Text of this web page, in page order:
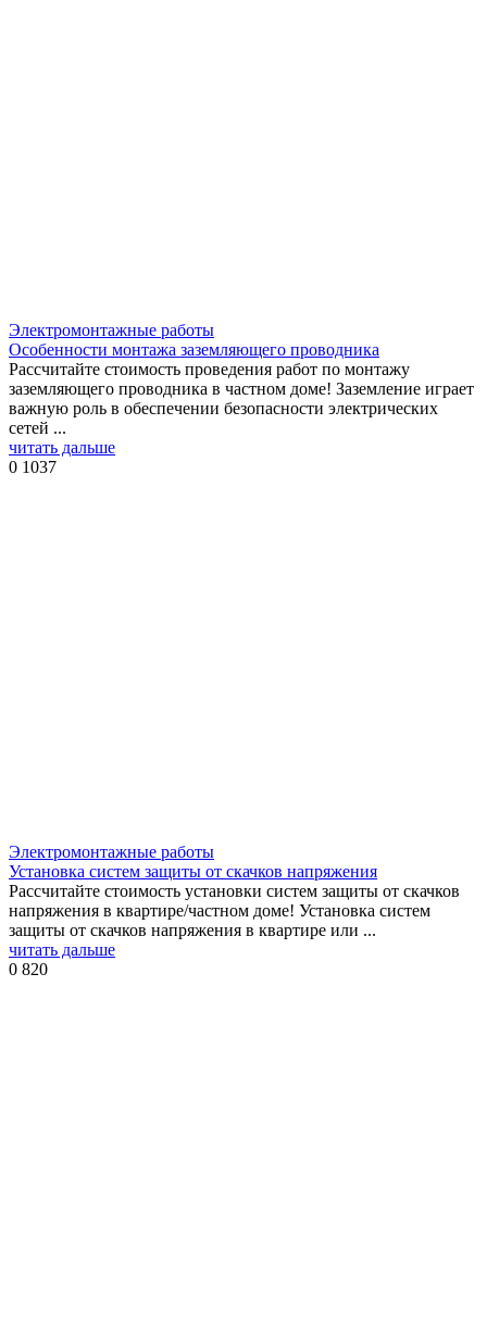
Электромонтажные работы
Особенности монтажа заземляющего проводника
Рассчитайте стоимость проведения работ по монтажу
заземляющего проводника в частном доме! Заземление играет
важную роль в обеспечении безопасности электрических
сетей ...
читать дальше
0 1037
Электромонтажные работы
Установка систем защиты от скачков напряжения
Рассчитайте стоимость установки систем защиты от скачков
напряжения в квартире/частном доме! Установка систем
защиты от скачков напряжения в квартире или ...
читать дальше
0 820